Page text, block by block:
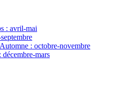
: avril-mai
Automne : octobre-novembre
mars